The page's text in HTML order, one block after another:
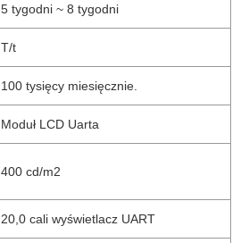
5 tygodni ~ 8 tygodni
T/t
100 tysięcy miesięcznie.
Moduł LCD Uarta
400 cd/m2
20,0 cali wyświetlacz UART